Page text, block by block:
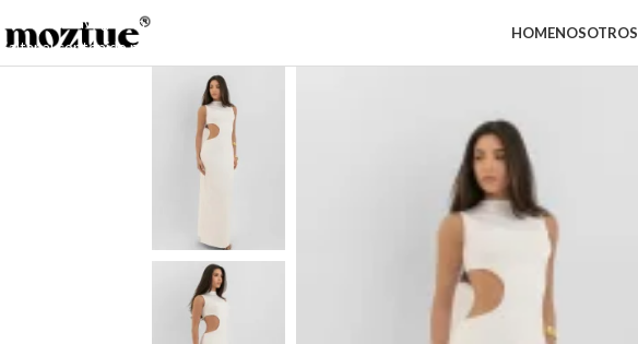
Saltar a la navegación
Saltar al contenido principal
HOMENOSOTROS